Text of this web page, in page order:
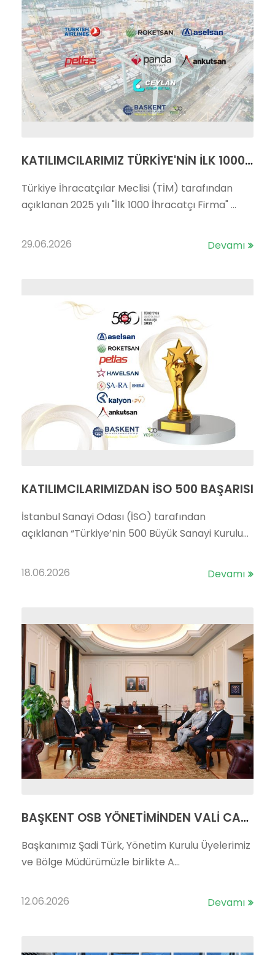
KATILIMCILARIMIZ TÜRKİYE'NİN İLK 1000 İHRACATÇISI LİSTESİ'NDE
Türkiye İhracatçılar Meclisi (TİM) tarafından
açıklanan 2025 yılı "İlk 1000 İhracatçı Firma" ...
29.06.2026 Devamı
KATILIMCILARIMIZDAN İSO 500 BAŞARISI
İstanbul Sanayi Odası (İSO) tarafından
açıklanan “Türkiye’nin 500 Büyük Sanayi Kurulu...
18.06.2026 Devamı
BAŞKENT OSB YÖNETİMİNDEN VALİ CANBOLAT'A ZİYARET
Başkanımız Şadi Türk, Yönetim Kurulu Üyelerimiz
ve Bölge Müdürümüzle birlikte A...
12.06.2026 Devamı